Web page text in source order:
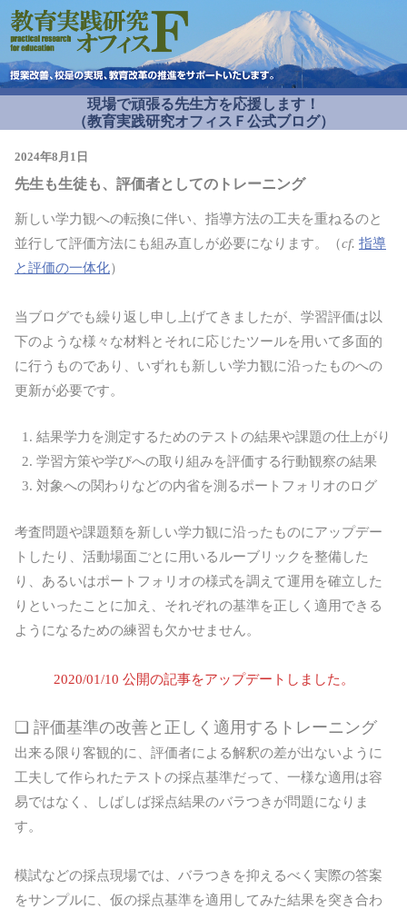
現場で頑張る先生方を応援します！
（教育実践研究オフィスＦ公式ブログ）
2024年8月1日
先生も生徒も、評価者としてのトレーニング
新しい学力観への転換に伴い、指導方法の工夫を重ねるのと
並行して評価方法にも組み直しが必要になります。（cf. 指導
と評価の一体化）
当ブログでも繰り返し申し上げてきましたが、学習評価は以
下のような様々な材料とそれに応じたツールを用いて多面的
に行うものであり、いずれも新しい学力観に沿ったものへの
更新が必要です。
結果学力を測定するためのテストの結果や課題の仕上がり
学習方策や学びへの取り組みを評価する行動観察の結果
対象への関わりなどの内省を測るポートフォリオのログ
考査問題や課題類を新しい学力観に沿ったものにアップデー
トしたり、活動場面ごとに用いるルーブリックを整備した
り、あるいはポートフォリオの様式を調えて運用を確立した
りといったことに加え、それぞれの基準を正しく適用できる
ようになるための練習も欠かせません。
2020/01/10 公開の記事をアップデートしました。
❏ 評価基準の改善と正しく適用するトレーニング
出来る限り客観的に、評価者による解釈の差が出ないように
工夫して作られたテストの採点基準だって、一様な適用は容
易ではなく、しばしば採点結果のバラつきが問題になりま
す。
模試などの採点現場では、バラつきを抑えるべく実際の答案
をサンプルに、仮の採点基準を適用してみた結果を突き合わ